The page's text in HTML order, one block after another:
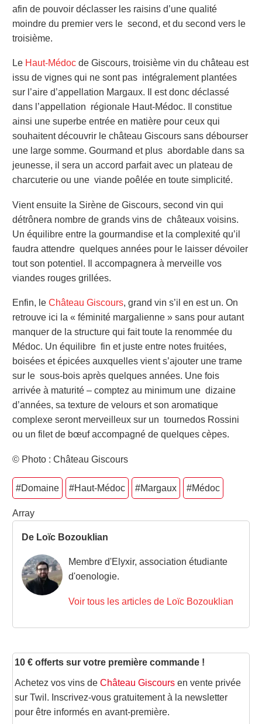
afin de pouvoir déclasser les raisins d’une qualité
moindre du premier vers le second, et du second vers le
troisième.
Le Haut-Médoc de Giscours, troisième vin du château est
issu de vignes qui ne sont pas intégralement plantées
sur l’aire d’appellation Margaux. Il est donc déclassé
dans l’appellation régionale Haut-Médoc. Il constitue
ainsi une superbe entrée en matière pour ceux qui
souhaitent découvrir le château Giscours sans débourser
une large somme. Gourmand et plus abordable dans sa
jeunesse, il sera un accord parfait avec un plateau de
charcuterie ou une viande poêlée en toute simplicité.
Vient ensuite la Sirène de Giscours, second vin qui
détrônera nombre de grands vins de châteaux voisins.
Un équilibre entre la gourmandise et la complexité qu’il
faudra attendre quelques années pour le laisser dévoiler
tout son potentiel. Il accompagnera à merveille vos
viandes rouges grillées.
Enfin, le Château Giscours, grand vin s’il en est un. On
retrouve ici la « féminité margalienne » sans pour autant
manquer de la structure qui fait toute la renommée du
Médoc. Un équilibre fin et juste entre notes fruitées,
boisées et épicées auxquelles vient s’ajouter une trame
sur le sous-bois après quelques années. Une fois
arrivée à maturité – comptez au minimum une dizaine
d’années, sa texture de velours et son aromatique
complexe seront merveilleux sur un tournedos Rossini
ou un filet de bœuf accompagné de quelques cèpes.
© Photo : Château Giscours
#Domaine #Haut-Médoc #Margaux #Médoc
Array
De Loïc Bozouklian
Membre d'Elyxir, association étudiante
d'oenologie.
Voir tous les articles de Loïc Bozouklian
10 € offerts sur votre première commande !
Achetez vos vins de Château Giscours en vente privée
sur Twil. Inscrivez-vous gratuitement à la newsletter
pour être informés en avant-première.